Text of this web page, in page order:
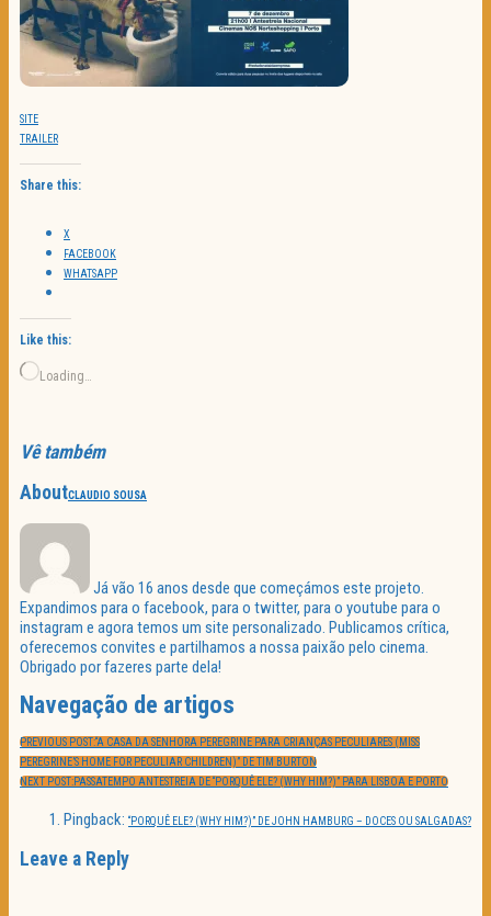
SITE
TRAILER
Share this:
X
FACEBOOK
WHATSAPP
Like this:
Loading…
Vê também
AboutCLAUDIO SOUSA
Já vão 16 anos desde que começámos este projeto.
Expandimos para o facebook, para o twitter, para o youtube para o
instagram e agora temos um site personalizado. Publicamos crítica,
oferecemos convites e partilhamos a nossa paixão pelo cinema.
Obrigado por fazeres parte dela!
Navegação de artigos
PREVIOUS POST:“A CASA DA SENHORA PEREGRINE PARA CRIANÇAS PECULIARES (MISS
PEREGRINE’S HOME FOR PECULIAR CHILDREN)” DE TIM BURTON
NEXT POST:PASSATEMPO ANTESTREIA DE “PORQUÊ ELE? (WHY HIM?)” PARA LISBOA E PORTO
Pingback: “PORQUÊ ELE? (WHY HIM?)” DE JOHN HAMBURG – DOCES OU SALGADAS?
Leave a Reply